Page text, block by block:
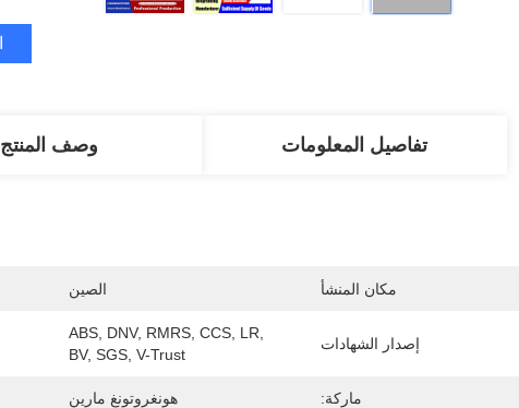
تفاصيل المعلومات وصف المنتج
مكان المنشأ الصين
إصدار الشهادات
ABS, DNV, RMRS, CCS, LR,
BV, SGS, V-Trust
ماركة: هونغروتونغ مارين